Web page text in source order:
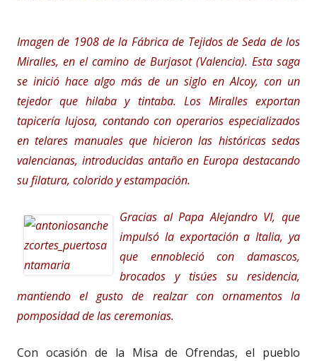
Imagen de 1908 de la Fábrica de Tejidos de Seda de los
Miralles, en el camino de Burjasot (Valencia). Esta saga
se inició hace algo más de un siglo en Alcoy, con un
tejedor que hilaba y tintaba. Los Miralles exportan
tapicería lujosa, contando con operarios especializados
en telares manuales que hicieron las históricas sedas
valencianas, introducidas antaño en Europa destacando
su filatura, colorido y estampación.
Gracias al Papa Alejandro VI, que
impulsó la exportación a Italia, ya
que ennobleció con damascos,
brocados y tisúes su residencia,
mantiendo el gusto de realzar con ornamentos la
pomposidad de las ceremonias.
Con ocasión de la Misa de Ofrendas, el pueblo